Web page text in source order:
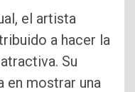
el artista
a hacer la
Su
en mostrar una